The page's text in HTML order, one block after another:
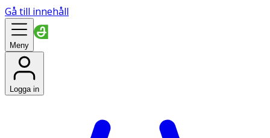
Gå till innehåll
Meny
Logga in